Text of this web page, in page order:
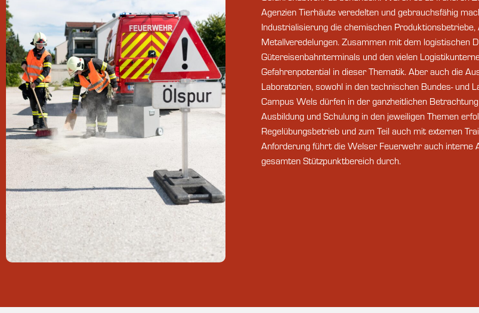
Agenzien Tierhäute veredelten und gebrauchsfähig
Industrialisierung die chemischen
Metallveredelungen. Zusammen mit dem logistischen
Gütereisenbahnterminals und den vielen
Gefahrenpotential in dieser Thematik. Aber auch die
Laboratorien, sowohl in den technischen Bundes- und
Campus Wels dürfen in der ganzheitlichen
Ausbildung und Schulung in den jeweiligen Themen
Regelübungsbetrieb und zum Teil auch mit externen
Anforderung führt die Welser Feuerwehr auch interne
gesamten Stützpunktbereich durch.